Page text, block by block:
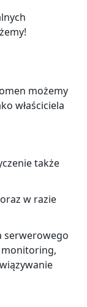
możemy
właściciela
także
w razie
serwerowego